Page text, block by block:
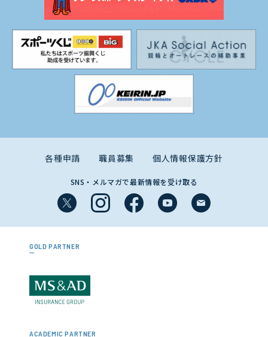
各種申請 職員募集 個人情報保護方針
SNS・メルマガで最新情報を受け取る
GOLD PARTNER
ACADEMIC PARTNER